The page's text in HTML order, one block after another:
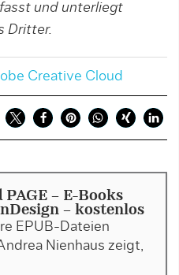
und unterliegt
Dritter.
Creative Cloud
PAGE - E-Books
- kostenlos
EPUB-Dateien
Nienhaus zeigt,